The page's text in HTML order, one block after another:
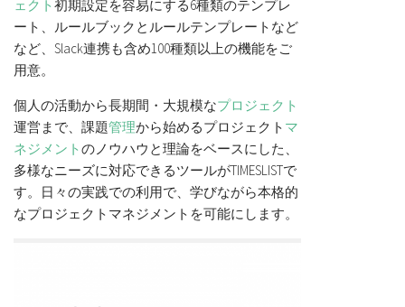
ェクト初期設定を容易にする6種類のテンプレ
ート、ルールブックとルールテンプレートなど
など、Slack連携も含め100種類以上の機能をご
用意。
個人の活動から長期間・大規模なプロジェクト
運営まで、課題管理から始めるプロジェクト マ
ネジメントのノウハウと理論をベースにした、
多様なニーズに対応できるツールがTIMESLISTで
す。日々の実践での利用で、学びながら本格的
なプロジェクトマネジメントを可能にします。